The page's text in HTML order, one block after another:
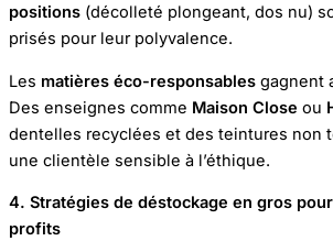
positions (décolleté plongeant, dos nu)
prisés pour leur polyvalence.
Les matières éco-responsables gagnent
Des enseignes comme Maison Close ou
dentelles recyclées et des teintures non
une clientèle sensible à l’éthique.
4. Stratégies de déstockage en gros
profits